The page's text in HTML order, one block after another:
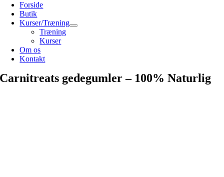
Forside
Butik
Kurser/Træning
Træning
Kurser
Om os
Kontakt
Carnitreats gedegumler – 100% Naturlig